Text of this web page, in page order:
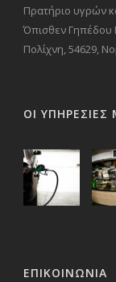
Πρατήριο υγρών
Όπισθεν Γηπέδου
Πολίχνη, 54629,
ΟΙ ΥΠΗΡΕΣΙΕΣ
ΕΠΙΚΟΙΝΩΝΊΑ